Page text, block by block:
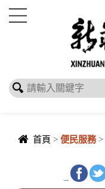
進入內容區塊
首頁 > 便民服務>